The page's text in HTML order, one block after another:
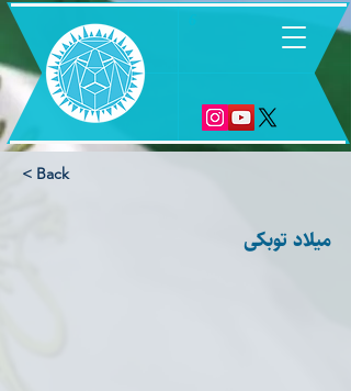
< Back
میلاد توبکی